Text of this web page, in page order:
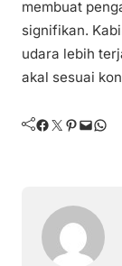
membuat
signifikan.
udara lebih
akal sesuai
Facebook Twitter Pinterest Mail WhatsApp